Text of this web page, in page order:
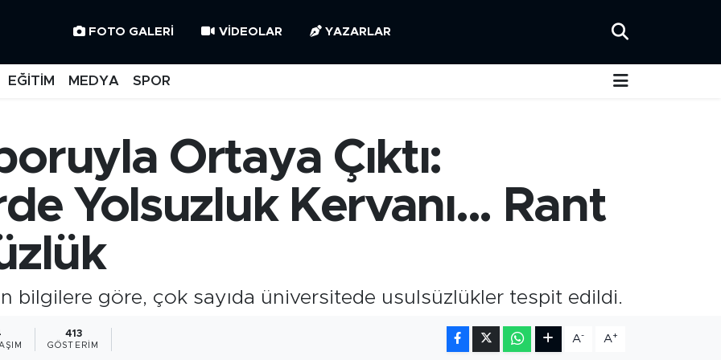
FOTO GALERI VIDEOLAR YAZARLAR
EĞİTİM MEDYA SPOR
Ortaya Çıktı:
Yolsuzluk Kervanı... Rant
bilgilere göre, çok sayıda üniversitede usulsüzlükler tespit edildi.
413
GÖSTERIM
A- A+